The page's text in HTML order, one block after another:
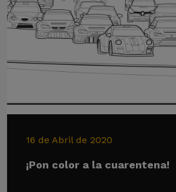
16 de Abril de 2020
¡Pon color a la cuarentena!